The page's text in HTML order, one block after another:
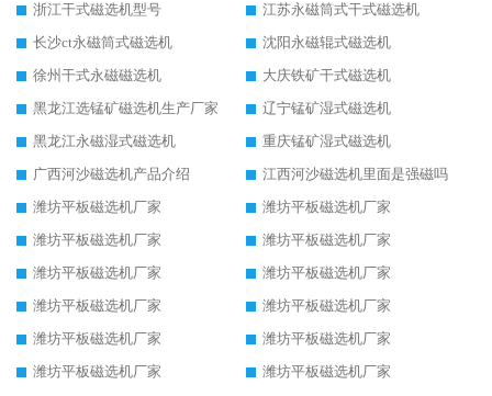
浙江干式磁选机型号
江苏永磁筒式干式磁选机
长沙ct永磁筒式磁选机
沈阳永磁辊式磁选机
徐州干式永磁磁选机
大庆铁矿干式磁选机
黑龙江选锰矿磁选机生产厂家
辽宁锰矿湿式磁选机
黑龙江永磁湿式磁选机
重庆锰矿湿式磁选机
广西河沙磁选机产品介绍
江西河沙磁选机里面是强磁吗
潍坊平板磁选机厂家
潍坊平板磁选机厂家
潍坊平板磁选机厂家
潍坊平板磁选机厂家
潍坊平板磁选机厂家
潍坊平板磁选机厂家
潍坊平板磁选机厂家
潍坊平板磁选机厂家
潍坊平板磁选机厂家
潍坊平板磁选机厂家
潍坊平板磁选机厂家
潍坊平板磁选机厂家